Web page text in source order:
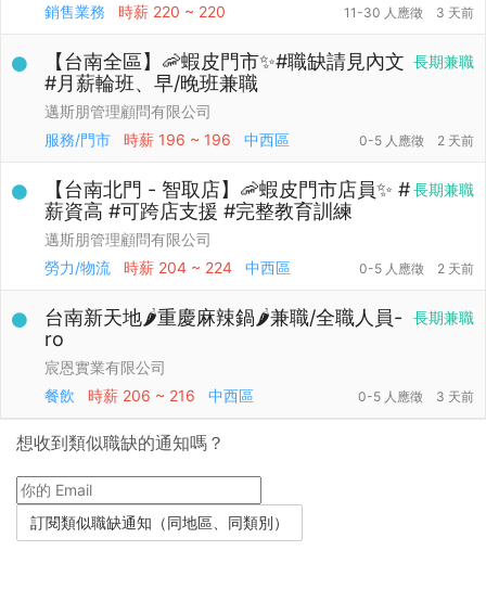
銷售業務
時薪 220 ~ 220 11-30 人應徵 3 天前
長期兼職
【台南全區】🦐蝦皮門市✨#職缺請見內文
#月薪輪班、早/晚班兼職
邁斯朋管理顧問有限公司
服務/門市
時薪 196 ~ 196 中西區 0-5 人應徵 2 天前
長期兼職
【台南北門 - 智取店】🦐蝦皮門市店員✨ #
薪資高 #可跨店支援 #完整教育訓練
邁斯朋管理顧問有限公司
勞力/物流
時薪 204 ~ 224 中西區 0-5 人應徵 2 天前
長期兼職
台南新天地🌶️重慶麻辣鍋🌶️兼職/全職人員-
ro
宸恩實業有限公司
餐飲
時薪 206 ~ 216 中西區 0-5 人應徵 3 天前
想收到類似職缺的通知嗎？